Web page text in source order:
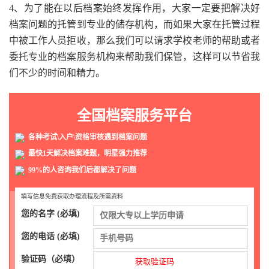
4、为了能在以后档案始终发挥作用，大家一定要把解决好
档案问题的托管到专业的储存机构，而如果大家在托管过程
中被工作人员拒收，那么我们可以请求学校老师的帮助或者
委托专业的档案服务机构来帮助我们保管，这样可以节省我
们不少的时间和精力。
全国档案服务平台
各种考试\入户\资格审核遇到档案问题
最快1天解决档案难题，明星强力推荐
99%的人咨询我们后都解决了问题
填写信息免费获取办理流程及所需资料
您的名字 (必填)
您的电话 (必填)
验证码（必填） 获取验证码